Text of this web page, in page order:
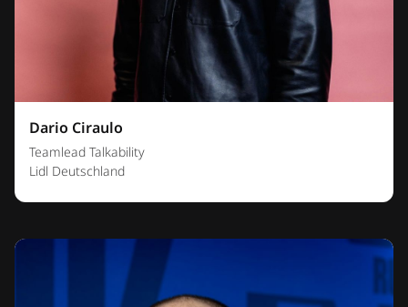
Dario Ciraulo
Teamlead Talkability
Lidl Deutschland